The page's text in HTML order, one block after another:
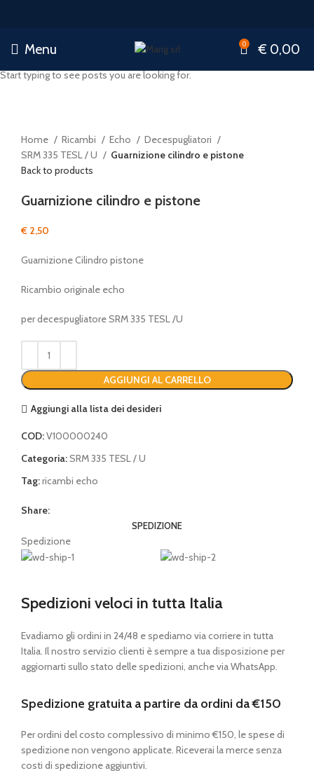
Menu 0 € 0,00
Home
Ricambi Echo
Decespugliatori
SRM 335 TESL / U
Guarnizione cilindro e pistone
Back to products
Guarnizione cilindro e pistone
€ 2,50
Guarnizione Cilindro pistone
Ricambio originale echo
per decespugliatore SRM 335 TESL /U
AGGIUNGI AL CARRELLO
Aggiungi alla lista dei desideri
COD:V100000240
Categoria:SRM 335 TESL / U
Tag:ricambi echo
Share:
SPEDIZIONE
Spedizione
Spedizioni veloci in tutta Italia
Evadiamo gli ordini in 24/48 e spediamo via corriere in tutta
Italia. Il nostro servizio clienti è sempre a tua disposizione per
aggiornarti sullo stato delle spedizioni, anche via WhatsApp.
Spedizione gratuita a partire da ordini da €150
Per ordini del costo complessivo di minimo €150, le spese di
spedizione non vengono applicate. Riceverai la merce senza
costi di spedizione aggiuntivi.
Start typing to see posts you are looking for.